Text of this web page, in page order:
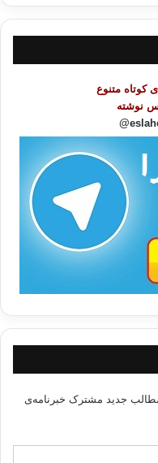
متنوع
نوشته
جدید مشترک خبرنامه‌ی